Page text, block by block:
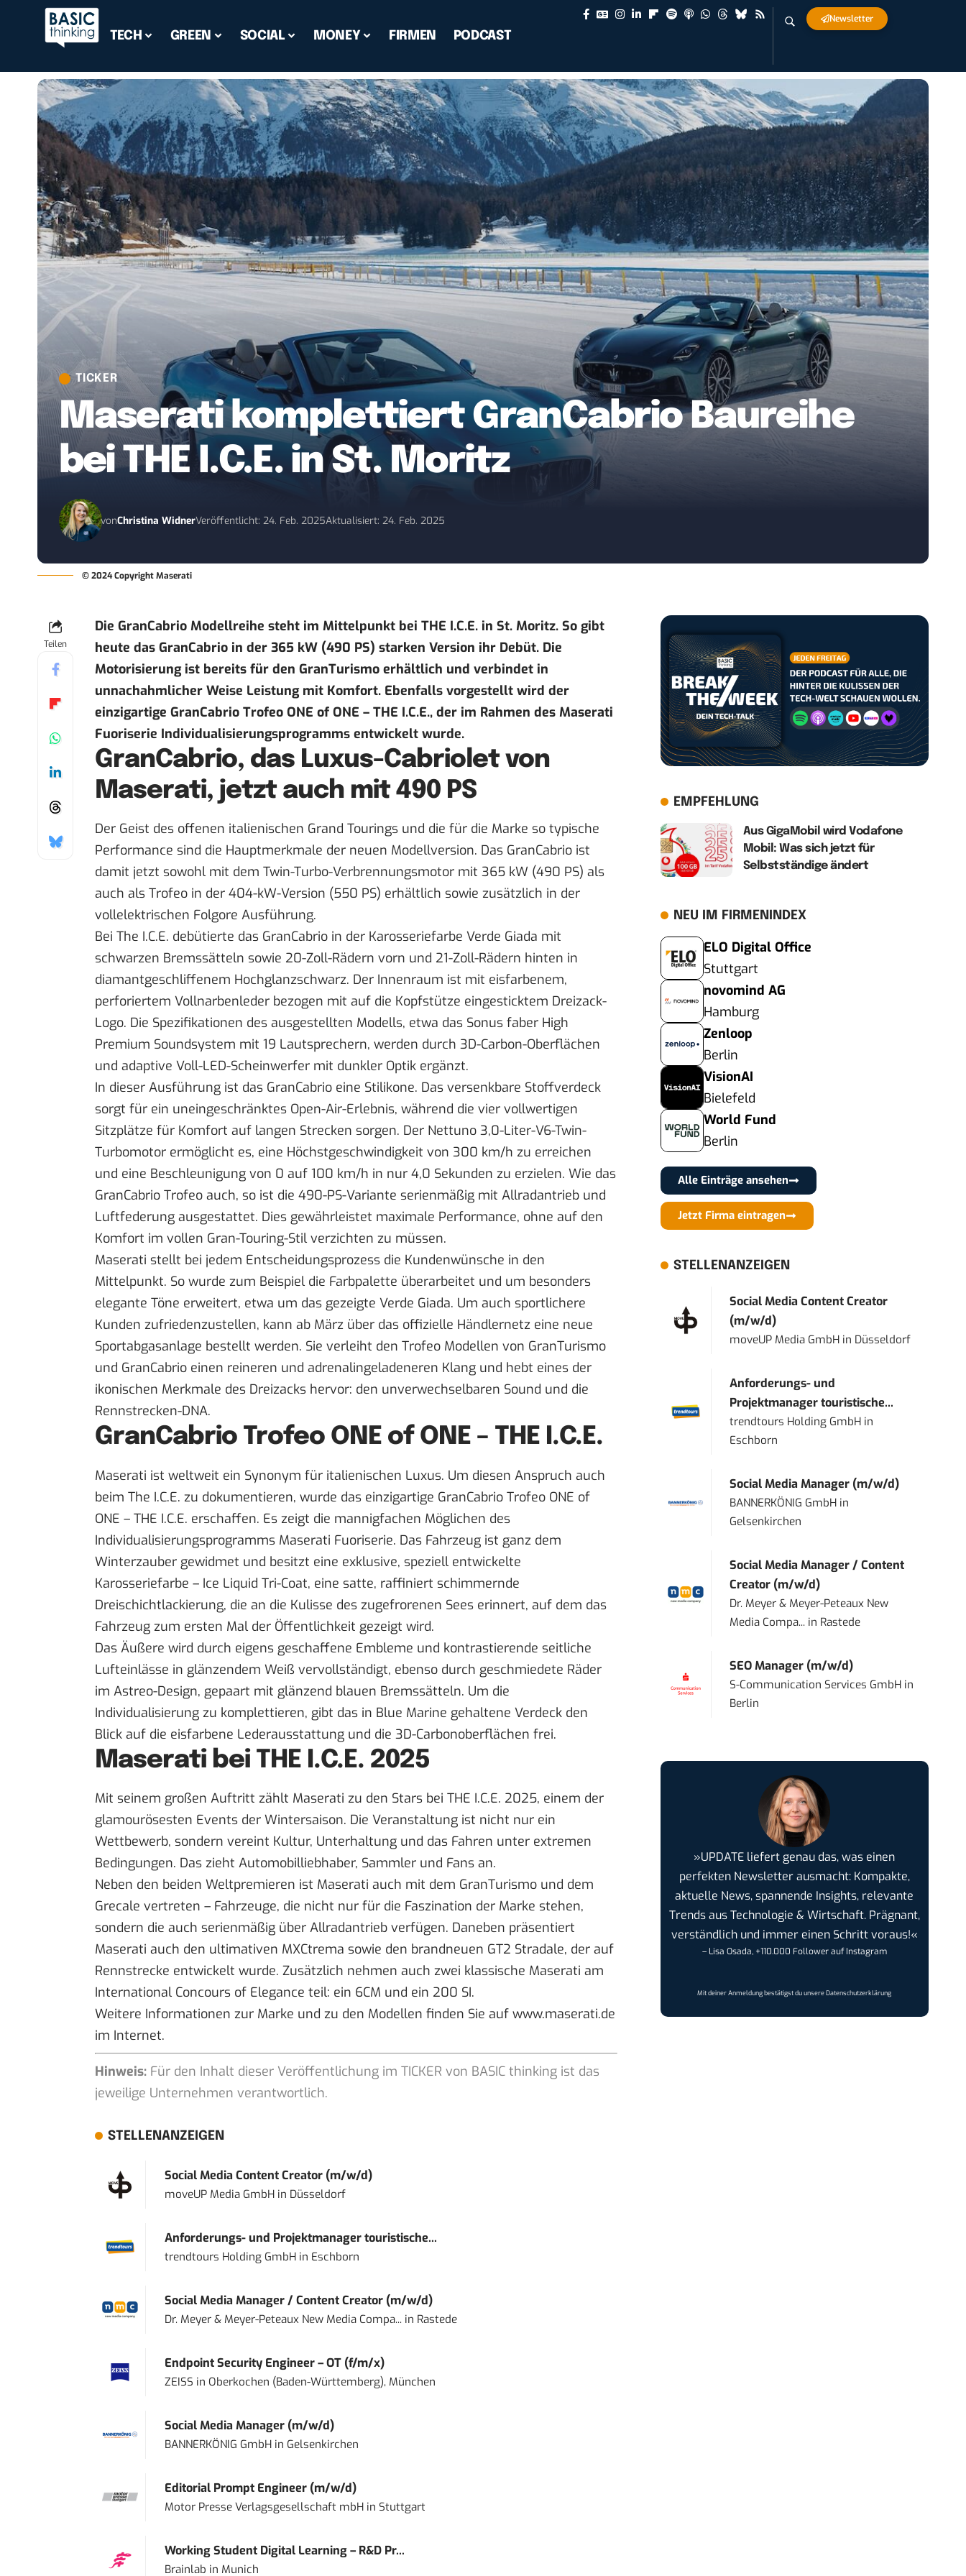
TECH GREEN SOCIAL MONEY FIRMEN PODCAST
Newsletter
TICKER
Maserati komplettiert GranCabrio Baureihe
bei THE I.C.E. in St. Moritz
vonChristina WidnerVeröffentlicht: 24. Feb. 2025Aktualisiert: 24. Feb. 2025
© 2024 Copyright Maserati
Teilen
Die GranCabrio Modellreihe steht im Mittelpunkt bei THE I.C.E. in St. Moritz. So gibt
heute das GranCabrio in der 365 kW (490 PS) starken Version ihr Debüt. Die
Motorisierung ist bereits für den GranTurismo erhältlich und verbindet in
unnachahmlicher Weise Leistung mit Komfort. Ebenfalls vorgestellt wird der
einzigartige GranCabrio Trofeo ONE of ONE – THE I.C.E., der im Rahmen des Maserati
Fuoriserie Individualisierungsprogramms entwickelt wurde.
GranCabrio, das Luxus-Cabriolet von
Maserati, jetzt auch mit 490 PS
Der Geist des offenen italienischen Grand Tourings und die für die Marke so typische
Performance sind die Hauptmerkmale der neuen Modellversion. Das GranCabrio ist
damit jetzt sowohl mit dem Twin-Turbo-Verbrennungsmotor mit 365 kW (490 PS) als
auch als Trofeo in der 404-kW-Version (550 PS) erhältlich sowie zusätzlich in der
vollelektrischen Folgore Ausführung.
Bei The I.C.E. debütierte das GranCabrio in der Karosseriefarbe Verde Giada mit
schwarzen Bremssätteln sowie 20-Zoll-Rädern vorn und 21-Zoll-Rädern hinten in
diamantgeschliffenem Hochglanzschwarz. Der Innenraum ist mit eisfarbenem,
perforiertem Vollnarbenleder bezogen mit auf die Kopfstütze eingesticktem Dreizack-
Logo. Die Spezifikationen des ausgestellten Modells, etwa das Sonus faber High
Premium Soundsystem mit 19 Lautsprechern, werden durch 3D-Carbon-Oberflächen
und adaptive Voll-LED-Scheinwerfer mit dunkler Optik ergänzt.
In dieser Ausführung ist das GranCabrio eine Stilikone. Das versenkbare Stoffverdeck
sorgt für ein uneingeschränktes Open-Air-Erlebnis, während die vier vollwertigen
Sitzplätze für Komfort auf langen Strecken sorgen. Der Nettuno 3,0-Liter-V6-Twin-
Turbomotor ermöglicht es, eine Höchstgeschwindigkeit von 300 km/h zu erreichen
und eine Beschleunigung von 0 auf 100 km/h in nur 4,0 Sekunden zu erzielen. Wie das
GranCabrio Trofeo auch, so ist die 490-PS-Variante serienmäßig mit Allradantrieb und
Luftfederung ausgestattet. Dies gewährleistet maximale Performance, ohne auf den
Komfort im vollen Gran-Touring-Stil verzichten zu müssen.
Maserati stellt bei jedem Entscheidungsprozess die Kundenwünsche in den
Mittelpunkt. So wurde zum Beispiel die Farbpalette überarbeitet und um besonders
elegante Töne erweitert, etwa um das gezeigte Verde Giada. Um auch sportlichere
Kunden zufriedenzustellen, kann ab März über das offizielle Händlernetz eine neue
Sportabgasanlage bestellt werden. Sie verleiht den Trofeo Modellen von GranTurismo
und GranCabrio einen reineren und adrenalingeladeneren Klang und hebt eines der
ikonischen Merkmale des Dreizacks hervor: den unverwechselbaren Sound und die
Rennstrecken-DNA.
GranCabrio Trofeo ONE of ONE – THE I.C.E.
Maserati ist weltweit ein Synonym für italienischen Luxus. Um diesen Anspruch auch
beim The I.C.E. zu dokumentieren, wurde das einzigartige GranCabrio Trofeo ONE of
ONE – THE I.C.E. erschaffen. Es zeigt die mannigfachen Möglichen des
Individualisierungsprogramms Maserati Fuoriserie. Das Fahrzeug ist ganz dem
Winterzauber gewidmet und besitzt eine exklusive, speziell entwickelte
Karosseriefarbe – Ice Liquid Tri-Coat, eine satte, raffiniert schimmernde
Dreischichtlackierung, die an die Kulisse des zugefrorenen Sees erinnert, auf dem das
Fahrzeug zum ersten Mal der Öffentlichkeit gezeigt wird.
Das Äußere wird durch eigens geschaffene Embleme und kontrastierende seitliche
Lufteinlässe in glänzendem Weiß vervollständigt, ebenso durch geschmiedete Räder
im Astreo-Design, gepaart mit glänzend blauen Bremssätteln. Um die
Individualisierung zu komplettieren, gibt das in Blue Marine gehaltene Verdeck den
Blick auf die eisfarbene Lederausstattung und die 3D-Carbonoberflächen frei.
Maserati bei THE I.C.E. 2025
Mit seinem großen Auftritt zählt Maserati zu den Stars bei THE I.C.E. 2025, einem der
glamourösesten Events der Wintersaison. Die Veranstaltung ist nicht nur ein
Wettbewerb, sondern vereint Kultur, Unterhaltung und das Fahren unter extremen
Bedingungen. Das zieht Automobilliebhaber, Sammler und Fans an.
Neben den beiden Weltpremieren ist Maserati auch mit dem GranTurismo und dem
Grecale vertreten – Fahrzeuge, die nicht nur für die Faszination der Marke stehen,
sondern die auch serienmäßig über Allradantrieb verfügen. Daneben präsentiert
Maserati auch den ultimativen MXCtrema sowie den brandneuen GT2 Stradale, der auf
Rennstrecke entwickelt wurde. Zusätzlich nehmen auch zwei klassische Maserati am
International Concours of Elegance teil: ein 6CM und ein 200 SI.
Weitere Informationen zur Marke und zu den Modellen finden Sie auf www.maserati.de
im Internet.
Hinweis: Für den Inhalt dieser Veröffentlichung im TICKER von BASIC thinking ist das
jeweilige Unternehmen verantwortlich.
STELLENANZEIGEN
Social Media Content Creator (m/w/d)
moveUP Media GmbHin Düsseldorf
Anforderungs- und Projektmanager touristische...
trendtours Holding GmbHin Eschborn
Social Media Manager / Content Creator (m/w/d)
Dr. Meyer & Meyer-Peteaux New Media Compa...in Rastede
Endpoint Security Engineer – OT (f/m/x)
ZEISS in Oberkochen (Baden-Württemberg), München
Social Media Manager (m/w/d)
BANNERKÖNIG GmbHin Gelsenkirchen
Editorial Prompt Engineer (m/w/d)
Motor Presse Verlagsgesellschaft mbHin Stuttgart
Working Student Digital Learning – R&D Pr...
Brainlab in Munich
EMPFEHLUNG
Aus GigaMobil wird Vodafone
Mobil: Was sich jetzt für
Selbstständige ändert
NEU IM FIRMENINDEX
ELO Digital Office
Stuttgart
novomind AG
Hamburg
Zenloop
Berlin
VisionAI
Bielefeld
World Fund
Berlin
Alle Einträge ansehen
Jetzt Firma eintragen
STELLENANZEIGEN
Social Media Content Creator
(m/w/d)
moveUP Media GmbH in Düsseldorf
Anforderungs- und
Projektmanager touristische...
trendtours Holding GmbH in
Eschborn
Social Media Manager (m/w/d)
BANNERKÖNIG GmbH in
Gelsenkirchen
Social Media Manager / Content
Creator (m/w/d)
Dr. Meyer & Meyer-Peteaux New
Media Compa... in Rastede
SEO Manager (m/w/d)
S-Communication Services GmbH in
Berlin
»UPDATE liefert genau das, was einen
perfekten Newsletter ausmacht: Kompakte,
aktuelle News, spannende Insights, relevante
Trends aus Technologie & Wirtschaft. Prägnant,
verständlich und immer einen Schritt voraus!«
– Lisa Osada, +110.000 Follower auf Instagram
Mit deiner Anmeldung bestätigst du unsereDatenschutzerklärung